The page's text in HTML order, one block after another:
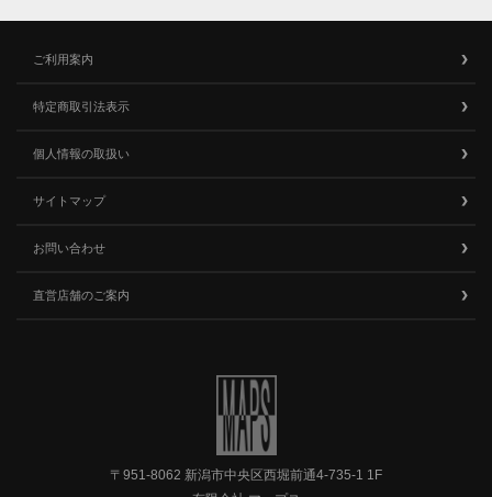
ご利用案内
特定商取引法表示
個人情報の取扱い
サイトマップ
お問い合わせ
直営店舗のご案内
〒951-8062 新潟市中央区西堀前通4-735-1 1F